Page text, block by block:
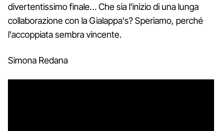
divertentissimo finale… Che sia l'inizio di una lunga
collaborazione con la Gialappa's? Speriamo, perché
l'accoppiata sembra vincente.
Simona Redana